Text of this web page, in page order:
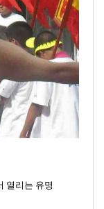
열리는 유명